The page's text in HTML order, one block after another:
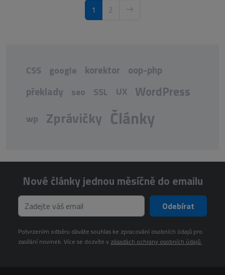
1 2
CSS google korektor oop-php
překlady seo SSL UX WordPress
wp Zprávičky Články
Nové články jednou měsíčně do emailu
Odebírat
Potvrzením odběru dáváte souhlas ke zpracování osobních údajů pro
zasílání novinek. Více se dozvíte v zásadách ochrany osobních údajů.